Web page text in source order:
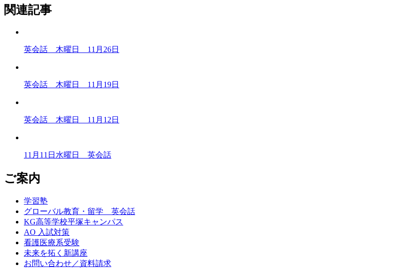
関連記事
英会話 木曜日 11月26日
英会話 木曜日 11月19日
英会話 木曜日 11月12日
11月11日水曜日 英会話
ご案内
学習塾
グローバル教育・留学 英会話
KG高等学校平塚キャンパス
AO 入試対策
看護医療系受験
未来を拓く新講座
お問い合わせ／資料請求